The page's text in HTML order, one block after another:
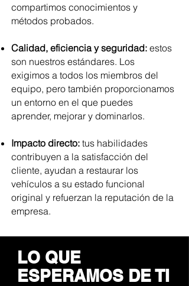
compartimos conocimientos y
métodos probados.
Calidad, eficiencia y seguridad: estos
son nuestros estándares. Los
exigimos a todos los miembros del
equipo, pero también proporcionamos
un entorno en el que puedes
aprender, mejorar y dominarlos.
Impacto directo: tus habilidades
contribuyen a la satisfacción del
cliente, ayudan a restaurar los
vehículos a su estado funcional
original y refuerzan la reputación de la
empresa.
LO QUE
ESPERAMOS DE TI